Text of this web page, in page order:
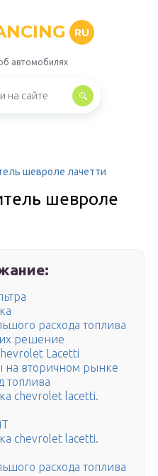
RU
автомобилях
шевроле лачетти
шевроле
расхода топлива
решение
Lacetti
на вторичном рынке
топлива
chevrolet lacetti.
chevrolet lacetti.
расхода топлива